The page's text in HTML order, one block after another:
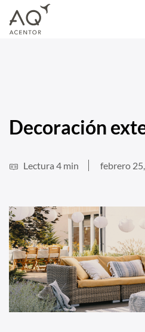
Decoración
Lectura 4 min febrero